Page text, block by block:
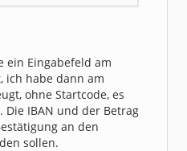
ein Eingabefeld am
ich habe dann am
ohne Startcode, es
IBAN und der Betrag
an den
sollen.